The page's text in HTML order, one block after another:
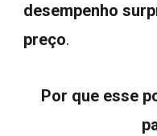
desempenho
preço.
Por que esse